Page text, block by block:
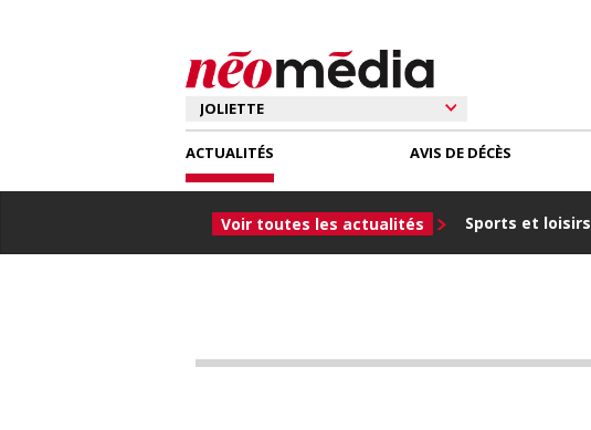
ACTUALITÉS
Voir toutes les actualités Sports et loisirs
AVIS DE DÉCÈS